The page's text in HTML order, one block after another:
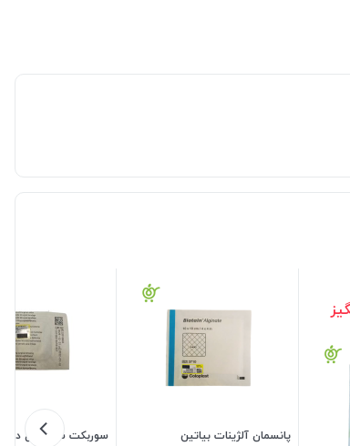
پانسمان آلژینات بیاتین
سوربکت سرجیکال